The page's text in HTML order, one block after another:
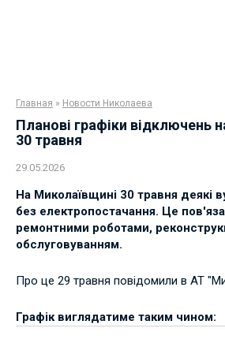
Главная » Новости Николаева
Планові графіки відключень
30 травня
29.05.2026
На Миколаївщині 30 травня деякі
без електропостачання. Це
ремонтними роботами,
обслуговуванням.
Про це 29 травня повідомили в АТ
Графік виглядатиме таким чином: